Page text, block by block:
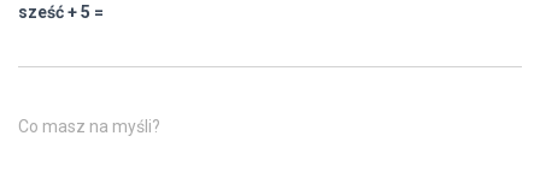
sześć + 5 =
Co masz na myśli?